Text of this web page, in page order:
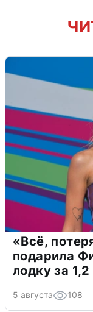
«Всё,
подарила
лодку за
5 августа 108